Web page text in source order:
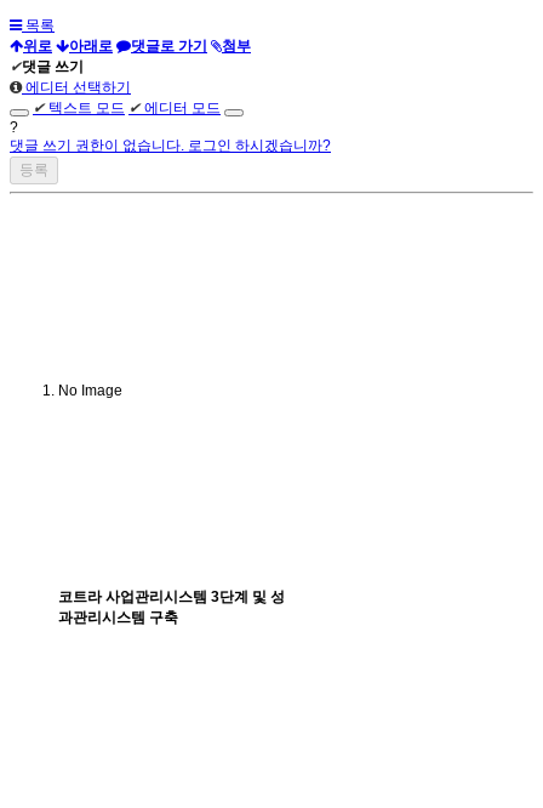
목록
위로
아래로 댓글로 가기
첨부
✔댓글 쓰기
에디터 선택하기
✔ 텍스트 모드 ✔에디터 모드
?
댓글 쓰기 권한이 없습니다. 로그인 하시겠습니까?
No Image
코트라 사업관리시스템 3단계 및 성
과관리시스템 구축